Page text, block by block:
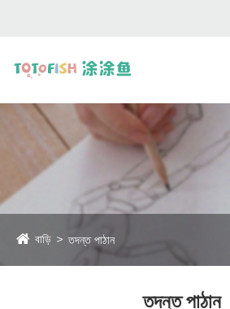
বাড়ি তদন্ত পাঠান
তদন্ত পাঠান